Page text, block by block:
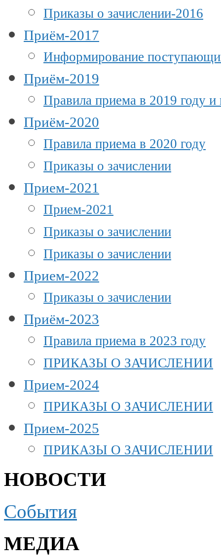
Приказы о зачислении-2016
Приём-2017
Информирование
Приём-2019
Правила приема в 2019 году и
Приём-2020
Правила приема в 2020 году
Приказы о зачислении
Прием-2021
Прием-2021
Приказы о зачислении
Приказы о зачислении
Прием-2022
Приказы о зачислении
Приём-2023
Правила приема в 2023 году
ПРИКАЗЫ О ЗАЧИСЛЕНИИ
Прием-2024
ПРИКАЗЫ О ЗАЧИСЛЕНИИ
Прием-2025
ПРИКАЗЫ О ЗАЧИСЛЕНИИ
НОВОСТИ
События
МЕДИА